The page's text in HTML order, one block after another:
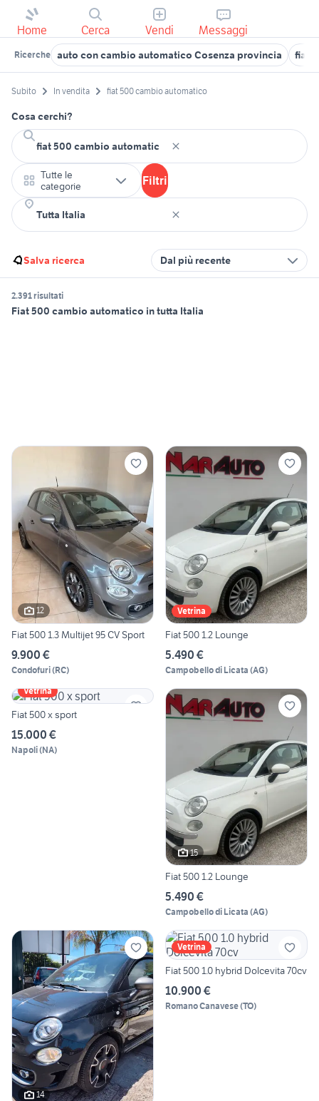
Home Cerca Vendi Messaggi
Ricerche auto con cambio automatico Cosenza provincia fiat
Subito In vendita fiat 500 cambio automatico
Cosa cerchi?
Tutte le
categorie
Filtri
Salva ricerca Dal più recente
2.391 risultati
Fiat 500 cambio automatico in tutta Italia
12
Fiat 500 1.3 Multijet 95 CV Sport
9.900 €
Condofuri(RC)
Vetrina
Fiat 500 1.2 Lounge
5.490 €
Campobello di Licata (AG)
Vetrina
Fiat 500 x sport
15.000 €
Napoli(NA)
15
Fiat 500 1.2 Lounge
5.490 €
Campobello di Licata (AG)
14
Vetrina
Fiat 500 1.0 hybrid Dolcevita 70cv
10.900 €
Romano Canavese(TO)